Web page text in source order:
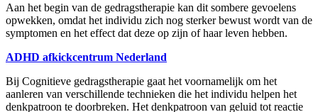
Aan het begin van de gedragstherapie kan dit sombere gevoelens
opwekken, omdat het individu zich nog sterker bewust wordt van de
symptomen en het effect dat deze op zijn of haar leven hebben.
ADHD afkickcentrum Nederland
Bij Cognitieve gedragstherapie gaat het voornamelijk om het
aanleren van verschillende technieken die het individu helpen het
denkpatroon te doorbreken. Het denkpatroon van geluid tot reactie